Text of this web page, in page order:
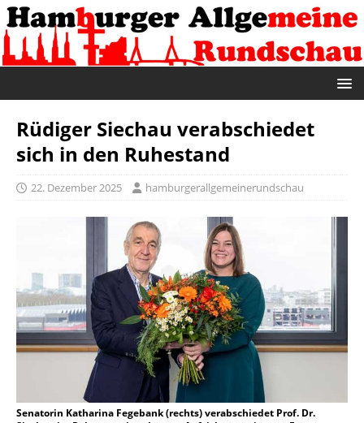
Rüdiger Siechau verabschiedet
sich in den Ruhestand
22. Dezember 2025 hamburgerallgemeinerundschau
Senatorin Katharina Fegebank (rechts) verabschiedet Prof. Dr.